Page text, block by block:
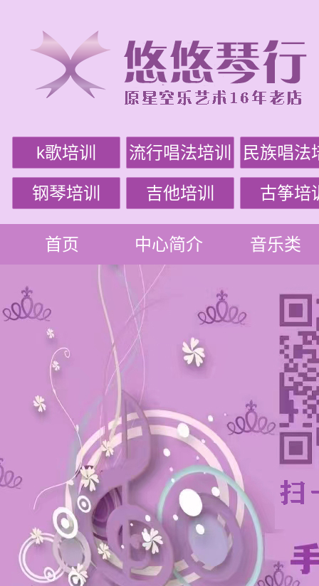
k歌培训 流行唱法培训 民族唱法
钢琴培训 吉他培训 古筝培
首页 中心简介 音乐类